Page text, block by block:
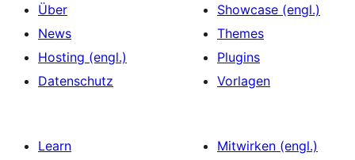
Über
News
Hosting (engl.)
Datenschutz
Showcase (engl.)
Themes
Plugins
Vorlagen
Learn
Mitwirken (engl.)